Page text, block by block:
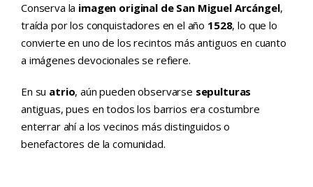
Conserva la imagen original de San Miguel Arcángel,
traída por los conquistadores en el año 1528, lo que lo
convierte en uno de los recintos más antiguos en cuanto
a imágenes devocionales se refiere.
En su atrio, aún pueden observarse sepulturas
antiguas, pues en todos los barrios era costumbre
enterrar ahí a los vecinos más distinguidos o
benefactores de la comunidad.